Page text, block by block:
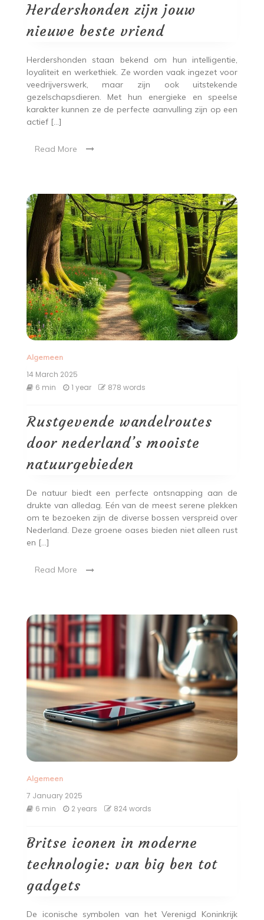
Herdershonden zijn jouw
nieuwe beste vriend
Herdershonden staan bekend om hun intelligentie,
loyaliteit en werkethiek. Ze worden vaak ingezet voor
veedrijverswerk, maar zijn ook uitstekende
gezelschapsdieren. Met hun energieke en speelse
karakter kunnen ze de perfecte aanvulling zijn op een
actief […]
Read More
Algemeen
14 March 2025
6 min
1 year 878 words
Rustgevende wandelroutes
door nederland’s mooiste
natuurgebieden
De natuur biedt een perfecte ontsnapping aan de
drukte van alledag. Eén van de meest serene plekken
om te bezoeken zijn de diverse bossen verspreid over
Nederland. Deze groene oases bieden niet alleen rust
en […]
Read More
Algemeen
7 January 2025
6 min
2 years 824 words
Britse iconen in moderne
technologie: van big ben tot
gadgets
De iconische symbolen van het Verenigd Koninkrijk